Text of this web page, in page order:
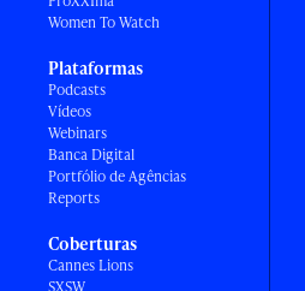
Women To Watch
Plataformas
Podcasts
Vídeos
Webinars
Banca Digital
Portfólio de Agências
Reports
Coberturas
Cannes Lions
SXSW